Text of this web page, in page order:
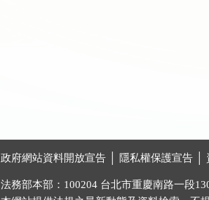
政府網站資料開放宣告 隱私權保護宣告
法務部本部：100204 台北市重慶南路一段